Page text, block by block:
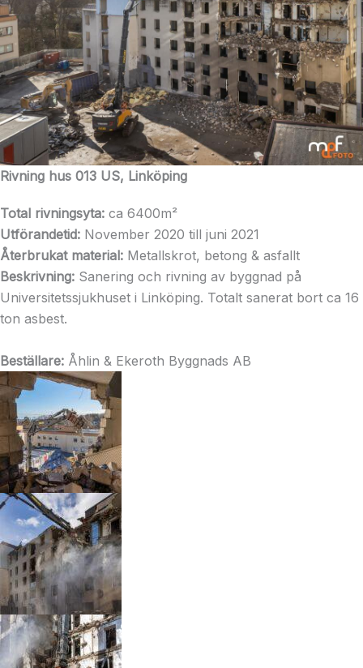
Rivning hus 013 US, Linköping
Total rivningsyta: ca 6400m²
Utförandetid: November 2020 till juni 2021
Återbrukat material: Metallskrot, betong & asfallt
Beskrivning: Sanering och rivning av byggnad på
Universitetssjukhuset i Linköping. Totalt sanerat bort ca 16
ton asbest.
Beställare: Åhlin & Ekeroth Byggnads AB